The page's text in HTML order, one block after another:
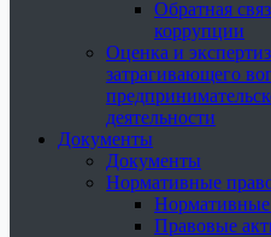
Обратная
коррупции
Оценка и
затрагивающего
деятельности
Документы
Документы
Нормативные
Правовые